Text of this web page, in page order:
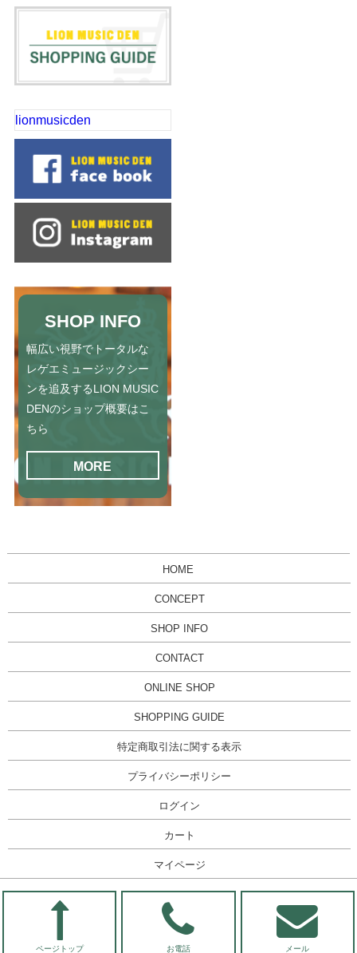
lionmusicden
SHOP INFO
幅広い視野でトータルな
レゲエミュージックシー
ンを追及するLION MUSIC
DENのショップ概要はこ
ちら
MORE
HOME
CONCEPT
SHOP INFO
CONTACT
ONLINE SHOP
SHOPPING GUIDE
特定商取引法に関する表示
プライバシーポリシー
ログイン
カート
マイページ
ページトップ お電話 メール